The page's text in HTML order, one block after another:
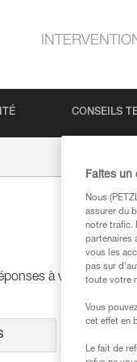
CONSEILS
à vos
Faites un
Nous
assurer du
notre trafic.
partenaires
vous les
pas sur
toute votre
Vous
cet effet en
Le fait de